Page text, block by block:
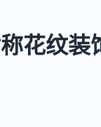
花纹装